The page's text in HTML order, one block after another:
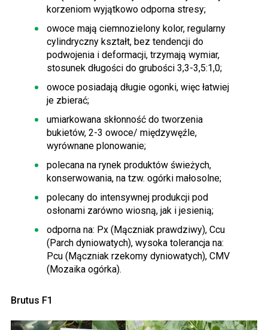
korzeniom wyjątkowo odporna stresy;
owoce mają ciemnozielony kolor, regularny
cylindryczny kształt, bez tendencji do
podwojenia i deformacji, trzymają wymiar,
stosunek długości do grubości 3,3-3,5:1,0;
owoce posiadają długie ogonki, więc łatwiej
je zbierać;
umiarkowana skłonność do tworzenia
bukietów, 2-3 owoce/ międzywęźle,
wyrównane plonowanie;
polecana na rynek produktów świeżych,
konserwowania, na tzw. ogórki małosolne;
polecany do intensywnej produkcji pod
osłonami zarówno wiosną, jak i jesienią;
odporna na: Px (Mączniak prawdziwy), Ccu
(Parch dyniowatych), wysoka tolerancja na:
Pcu (Mączniak rzekomy dyniowatych), CMV
(Mozaika ogórka).
Brutus F1